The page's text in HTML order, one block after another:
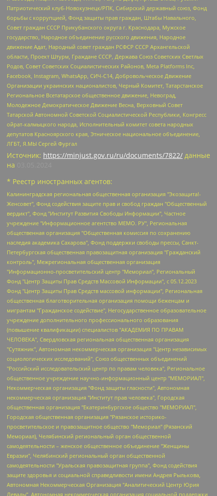
Патриотический клуб-Новокузнецк/РПК, Сибирский державный союз, Фонд
борьбы с коррупцией, Фонд защиты прав граждан, Штабы Навального,
Совет граждан СССР Прикубанского округа г. Краснодара, Мужское
государство, Народное объединение русского движения, Народное
движение Адат, Народный совет граждан РСФСР СССР Архангельской
области, Проект Штурм, Граждане СССР, Держава Союз Советских Светлых
Родов, Совет Советских Социалистических Районов, Meta Platforms Inc,
Facebook, Instagram, WhatsApp, СИЧ-С14, Добровольческое Движение
Организации украинских националистов, Черный Комитет, Татарстанское
Региональное Всетатарское общественное движение, Невоград,
Молодежное Демократическое Движение Весна, Верховный Совет
Татарской Автономной Советской Социалистической Республики, Конгресс
ойрат-калмыцкого народа, Исполнительный комитет совета народных
депутатов Красноярского края, Этническое национальное объединение,
ЛГБТ, Я.МЫ Сергей Фургал
Источник: https://minjust.gov.ru/ru/documents/7822/ данные
на
* Реестр иностранных агентов:
Калининградская региональная общественная организация "Экозащита!-Женсовет", Фонд содействия защите прав и свобод граждан "Общественный вердикт", Фонд "Институт Развития Свободы Информации", Частное учреждение "Информационное агентство МЕМО. РУ", Региональная общественная организация "Общественная комиссия по сохранению наследия академика Сахарова", Фонд поддержки свободы прессы, Санкт-Петербургская общественная правозащитная организация "Гражданский контроль", Межрегиональная общественная организация "Информационно-просветительский центр "Мемориал", Региональный Фонд "Центр Защиты Прав Средств Массовой Информации", с 05.12.2023 Фонд "Центр Защиты Прав Средств массовой информации", Региональная общественная благотворительная организация помощи беженцам и мигрантам "Гражданское содействие", Негосударственное образовательное учреждение дополнительного профессионального образования (повышение квалификации) специалистов "АКАДЕМИЯ ПО ПРАВАМ ЧЕЛОВЕКА", Свердловская региональная общественная организация "Сутяжник", Автономная некоммерческая организация "Центр независимых социологических исследований", Союз общественных объединений "Российский исследовательский центр по правам человека", Региональное общественное учреждение научно-информационный центр "МЕМОРИАЛ", Некоммерческая организация "Фонд защиты гласности", Автономная некоммерческая организация "Институт прав человека", Городская общественная организация "Екатеринбургское общество "МЕМОРИАЛ", Городская общественная организация "Рязанское историко-просветительское и правозащитное общество "Мемориал" (Рязанский Мемориал), Челябинский региональный орган общественной самодеятельности – женское общественное объединение "Женщины Евразии", Челябинский региональный орган общественной самодеятельности "Уральская правозащитная группа", Фонд содействия защите здоровья и социальной справедливости имени Андрея Рылькова, Автономная Некоммерческая Организация "Аналитический Центр Юрия Левады", Автономная некоммерческая организация социальной поддержки населения "Проект Апрель", Региональная общественная организация помощи женщинам и детям, находящимся в кризисной ситуации "Информационно-методический центр "Анна", Фонд содействия развитию массовых коммуникаций и правовому просвещению "Так-так-Так", Фонд содействия устойчивому развитию "Серебряная тайга", Свердловский региональный общественный фонд социальных проектов "Новое время", "Idel.Реалии", Кавказ.Реалии, Крым.Реалии, Телеканал Настоящее Время, Татаро-башкирская служба Радио Свобода (Azatliq Radiosi), Радио Свободная Европа/Радио Свобода (PCE/PC), "Сибирь.Реалии", "Фактограф", Благотворительный фонд помощи осужденным и их семьям, Автономная некоммерческая организация "Институт глобализации и социальных движений", Фонд "В защиту прав заключенных", Частное учреждение "Центр поддержки и содействия развитию средств массовой информации", Пензенский региональный общественный благотворительный фонд "Гражданский союз", "Север.Реалии", Некоммерческая организация Фонд "Правовая инициатива", Общество с ограниченной ответственностью "Радио Свободная Европа/Радио Свобода", Чешское информационное агентство "MEDIUM-ORIENT", Красноярская региональная общественная организация "Мы против СПИДа", Камалягин Денис Николаевич, Маркелов Сергей Евгеньевич, Пономарев Лев Александрович, Савицкая Людмила Алексеевна, Автономная некоммерческая организация "Центр по работе с проблемой насилия "НАСИЛИЮ.НЕТ", Межрегиональный профессиональный союз работников здравоохранения "Альянс врачей", Юридическое лицо, зарегистрированное в Латвийской Республике, SIA "Medusa Project" (регистрационный номер 40103797863, дата регистрации 10.06.2014), Некоммерческая организация "Фонд по борьбе с коррупцией", Автономная некоммерческая организация "Институт права и публичной политики", Баданин Роман Сергеевич, Гликин Максим Александрович, Железнова Мария Михайловна, Лукьянова Юлия Сергеевна, Маетная Елизавета Витальевна, Маняхин Петр Борисович, Чуракова Ольга Владимировна, Ярош Юлия Петровна, Юридическое лицо "The Insider SIA", зарегистрированное в Риге, Латвийская Республика (дата регистрации 26.06.2015), являющееся администратором доменного имени интернет-издания "The Insider SIA", https://theins.ru, Постернак Алексей Евгеньевич, Рубин Михаил Аркадьевич, Анин Роман Александрович, Юридическое лицо Istories fonds, зарегистрированное в Латвийской Республике (регистрационный номер 50008295751, дата регистрации 24.02.2020), Великовский Дмитрий Александрович, Долинина Ирина Николаевна, Мароховская Алеся Алексеевна, Шлейнов Роман Юрьевич, Шмагун Олеся Валентиновна, Общество с ограниченной ответственностью "Альтаир 2021", Общество с ограниченной ответственностью "Вега 2021", Общество с ограниченной ответственностью "Главный редактор 2021", Общество с ограниченной ответственностью "Ромашки монолит", Важенков Артем Валерьевич, Ивановская областная общественная организация "Центр гендерных исследований", Гурман Юрий Альбертович, Медиапроект "ОВД-Инфо", Егоров Владимир Владимирович, Жилинский Владимир Александрович, Общество с ограниченной ответственностью "ЗП", Иванова София Юрьевна, Карезина Инна Павловна, Кильтау Екатерина Викторовна, Петров Алексей Викторович, Пискунов Сергей Евгеньевич, Смирнов Сергей Сергеевич, Тихонов Михаил Сергеевич, Общество с ограниченной ответственностью "ЖУРНАЛИСТ-ИНОСТРАННЫЙ АГЕНТ", Арапова Галина Юрьевна, Вольтская Татьяна Анатольевна, Американская компания "Mason G.E.S. Anonymous Foundation" (США), являющаяся владельцем интернет-издания https://mnews.world/, Компания "Stichting Bellingcat", зарегистрированная в Нидерландах (дата регистрации 11.07.2018), Захаров Андрей Вячеславович, Клепиковская Екатерина Дмитриевна, Общество с ограниченной ответственностью "МЕМО", Перл Роман Александрович, Симонов Евгений Алексеевич, Соловьева Елена Анатольевна, Сотников Даниил Владимирович, Сурначева Елизавета Дмитриевна, Автономная некоммерческая организация по защите прав человека и информированию населения "Якутия – Наше Мнение", Общество с ограниченной ответственностью "Москоу диджитал медиа", с 26.01.2023 Общество с ограниченной ответственностью "Чайка Белые сады", Ветошкина Валерия Валерьевна, Заговора Максим Александрович, Межрегиональное общественное движение "Российская ЛГБТ - сеть", Оленичев Максим Владимирович, Павлов Иван Юрьевич, Скворцова Елена Сергеевна, Общество с ограниченной ответственностью "Как бы инагент", Кочетков Игорь Викторович, Общество с ограниченной ответственностью "Честные выборы", Еланчик Олег Александрович, Общество с ограниченной ответственностью "Нобелевский призыв", Гималова Регина Эмилевна, Григорьев Андрей Валерьевич, Григорьева Алина Александровна, Ассоциация по содействию защите прав призывников, альтернативнослужащих и военнослужащих "Правозащитная группа "Гражданин.Армия.Право", Хисамова Регина Фаритовна, Автономная некоммерческая организация по реализации социально-правовых программ "Лилит", Дальневосточное общественное движение "Маяк", Санкт-Петербургская ЛГБТ-инициативная группа "Выход", Инициативная группа ЛГБТ+ "Реверс", Алексеев Андрей Викторович, Бекбулатова Таисия Львовна, Беляев Иван Михайлович, Владыкина Елена Сергеевна, Гельман Марат Александрович, Никульшина Вероника Юрьевна, Толоконникова Надежда Андреевна, Шендерович Виктор Анатольевич, Общество с ограниченной ответственностью "Данное сообщение", Общество с ограниченной ответственностью Издательский дом "Новая глава", Айнбиндер Александра Александровна, Московский комьюнити-центр для ЛГБТ+инициатив, Благотворительный фонд развития филантропии, Deutsche Welle (Германия, Kurt-Schumacher-Strasse 3, 53113 Bonn), Борзунова Мария Михайловна, Воробьев Виктор Викторович, Голубева Анна Львовна, Константинова Алла Михайловна, Малкова Ирина Владимировна, Мурадов Мурад Абдулгалимович, Осетинская Елизавета Николаевна, Понасенков Евгений Николаевич, Ганапольский Матвей Юрьевич, Киселев Евгений Алексеевич, Борухович Ирина Григорьевна, Дремин Иван Тимофеевич, Дубровский Дмитрий Викторович, Красноярская региональная общественная организация поддержки и развития альтернативных образовательных технологий и межкультурных коммуникаций "ИНТЕРРА", Маяковская Екатерина Алексеевна, Фейгин Марк Захарович, Филимонов Андрей Викторович, Дзугкоева Регина Николаевна, Доброхотов Роман Александрович, Дудь Юрий Александрович, Елкин Сергей Владимирович, Кругликов Кирилл Игоревич, Сабунаева Мария Леонидовна, Семенов Алексей Владимирович, Шаинян Карен Багратович, Шульман Екатерина Михайловна, Асафьев Артур Валерьевич, Вахштайн Виктор Семенович, Венедиктов Алексей Алексеевич, Лушникова Екатерина Евгеньевна, Волков Леонид Михайлович, Невзоров Александр Глебович, Пархоменко Сергей Борисович, Сироткин Ярослав Николаевич, Кара-Мурза Владимир Владимирович, Баранова Наталья Владимировна, Гозман Леонид Яковлевич, Кагарлицкий Борис Юльевич, Климарев Михаил Валерьевич, Милов Владимир Станиславович, Автономная некоммерческая организация Краснодарский центр современного искусства "Типография", Моргенштерн Алишер Тагирович, Соболь Любовь Эдуардовна, Общество с ограниченной ответственностью "ЛИЗА НОРМ", Каспаров Гарри Кимович, Ходорковский Михаил Борисович, Общество с ограниченной ответственностью "Апрельские тезисы", Данилович Ирина Брониславовна, Кашин Олег Владимирович, Петров Николай Владимирович, Пивоваров Алексей Владимирович, Соколов Михаил Владимирович, Цветкова Юлия Владимировна, Чичваркин Евгений Александрович, Комитет против пыток/Команда против пыток, Общество с ограниченной ответственностью "Первый научный", Общество с ограниченной ответственностью "Вертолет и ко", Белоцерковская Вероника Борисовна, Кац Максим Евгеньевич, Лазарева Татьяна Юрьевна, Шаведдинов Руслан Табризович, Яшин Илья Валерьевич, Общество с ограниченной ответственностью "Иноагент ААВ", Алешковский Дмитрий Петрович, Альбац Евгения Марковна, Быков Дмитрий Львович, Галямина Юлия Евгеньевна, Лойко Сергей Леонидович, Мартынов Кирилл Константинович, Медведев Сергей Александрович, Крашенинников Федор Геннадиевич, Гордеева Катерина Вл